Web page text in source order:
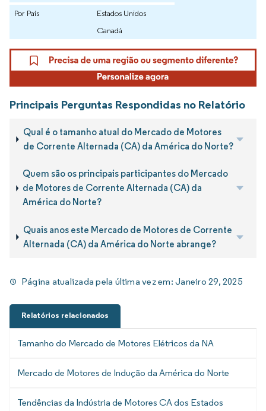
Por País
Estados Unidos
Canadá
Principais Perguntas Respondidas no Relatório
Qual é o tamanho atual do Mercado de Motores
de Corrente Alternada (CA) da América do Norte?
Quem são os principais participantes do Mercado
de Motores de Corrente Alternada (CA) da
América do Norte?
Quais anos este Mercado de Motores de Corrente
Alternada (CA) da América do Norte abrange?
Página atualizada pela última vez em:Janeiro 29, 2025
Relatórios relacionados
Tamanho do Mercado de Motores Elétricos da NA
Mercado de Motores de Indução da América do Norte
Tendências da Indústria de Motores CA dos Estados